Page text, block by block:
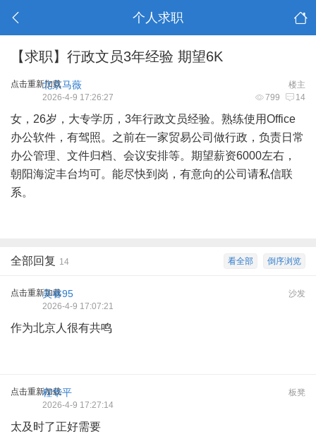
个人求职
【求职】行政文员3年经验 期望6K
点击重新加载 楼主
北京马薇
799 14
2026-4-9 17:26:27
女，26岁，大专学历，3年行政文员经验。熟练使用Office
办公软件，有驾照。之前在一家贸易公司做行政，负责日常
办公管理、文件归档、会议安排等。期望薪资6000左右，
朝阳海淀丰台均可。能尽快到岗，有意向的公司请私信联
系。
倒序浏览
看全部
全部回复 14
点击重新加载 沙发
吴睿95
2026-4-9 17:07:21
作为北京人很有共鸣
点击重新加载 板凳
程华平
2026-4-9 17:27:14
太及时了正好需要